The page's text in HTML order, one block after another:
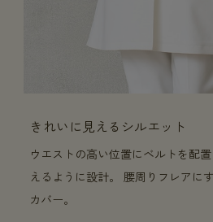
きれいに見えるシルエット
ウエストの高い位置にベルトを配
えるように設計。 腰周りフレアに
カバー。